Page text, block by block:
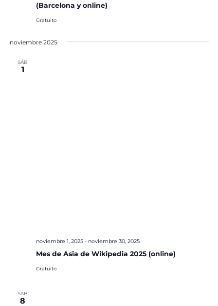
(Barcelona y online)
Gratuito
noviembre 2025
SÁB
1
Mes de Asia de Wikipedia 2025 (online)
noviembre 1, 2025- noviembre 30, 2025
Gratuito
SÁB
8